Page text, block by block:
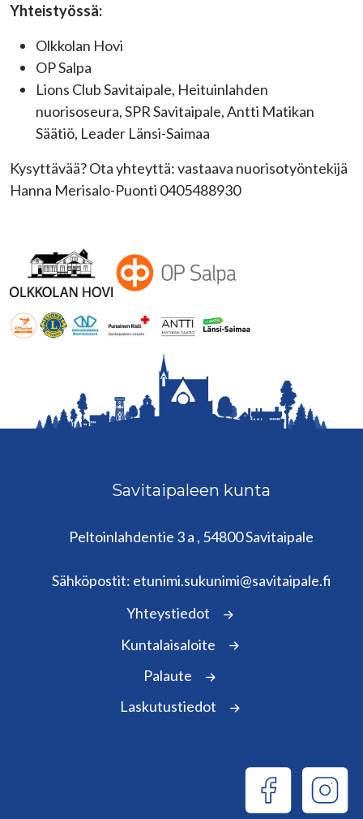
Yhteistyössä:
Olkkolan Hovi
OP Salpa
Lions Club Savitaipale, Heituinlahden
nuorisoseura, SPR Savitaipale, Antti Matikan
Säätiö, Leader Länsi-Saimaa
Kysyttävää? Ota yhteyttä: vastaava nuorisotyöntekijä
Hanna Merisalo-Puonti 0405488930
Savitaipaleen kunta
Peltoinlahdentie 3 a , 54800 Savitaipale
Sähköpostit: etunimi.sukunimi@savitaipale.fi
Yhteystiedot
Kuntalaisaloite
Palaute
Laskutustiedot